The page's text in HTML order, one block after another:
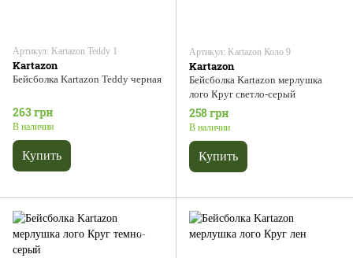
Артикул: Kartazon Teddy 1
Kartazon
Бейсболка Kartazon Teddy черная
263 грн
В наличии
Купить
Артикул: Kartazon Коло 9
Kartazon
Бейсболка Kartazon мерлушка
лого Круг светло-серый
258 грн
В наличии
Купить